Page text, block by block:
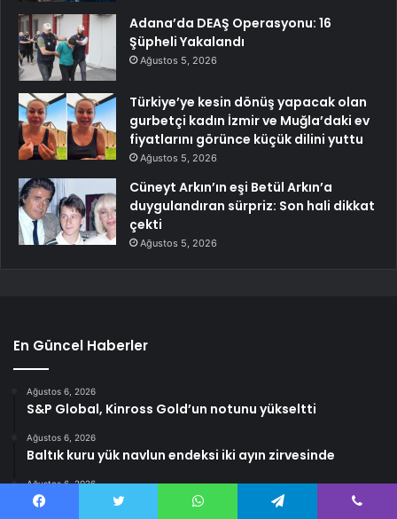
Adana’da DEAŞ Operasyonu: 16
Şüpheli Yakalandı
Ağustos 5, 2026
Türkiye’ye kesin dönüş yapacak olan
gurbetçi kadın İzmir ve Muğla’daki ev
fiyatlarını görünce küçük dilini yuttu
Ağustos 5, 2026
Cüneyt Arkın’ın eşi Betül Arkın’a
duygulandıran sürpriz: Son hali dikkat
çekti
Ağustos 5, 2026
En Güncel Haberler
Ağustos 6, 2026
S&P Global, Kinross Gold’un notunu yükseltti
Ağustos 6, 2026
Baltık kuru yük navlun endeksi iki ayın zirvesinde
Ağustos 6, 2026
AstraZeneca hisseleri neden bugün toparlanıyor?